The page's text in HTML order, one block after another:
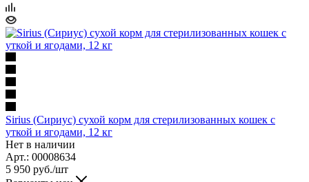
Sirius (Сириус) сухой корм для стерилизованных кошек с
уткой и ягодами, 12 кг
Нет в наличии
Арт.: 00008634
5 950 руб./шт